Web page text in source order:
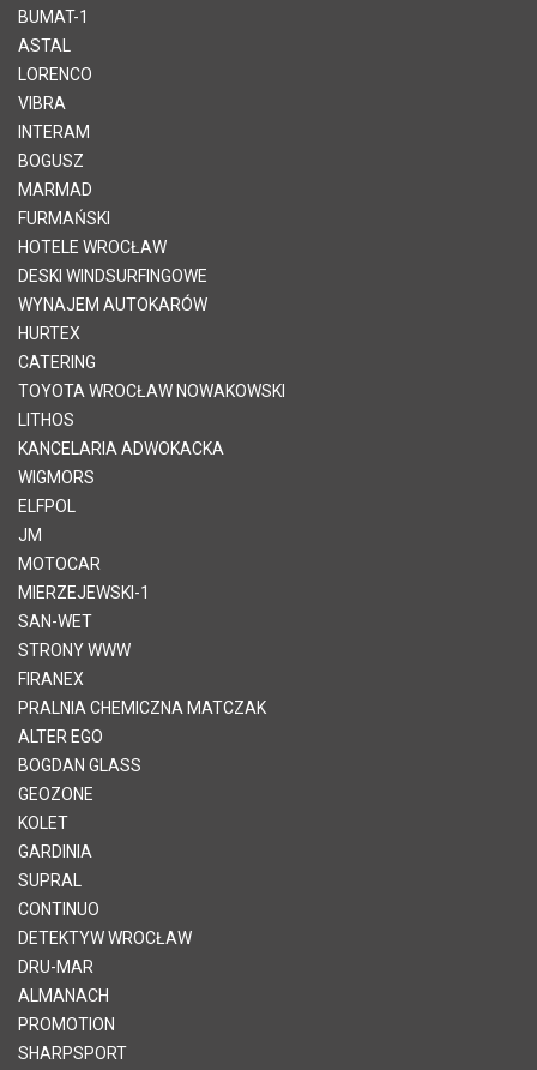
BUMAT-1
ASTAL
LORENCO
VIBRA
INTERAM
BOGUSZ
MARMAD
FURMAŃSKI
HOTELE WROCŁAW
DESKI WINDSURFINGOWE
WYNAJEM AUTOKARÓW
HURTEX
CATERING
TOYOTA WROCŁAW NOWAKOWSKI
LITHOS
KANCELARIA ADWOKACKA
WIGMORS
ELFPOL
JM
MOTOCAR
MIERZEJEWSKI-1
SAN-WET
STRONY WWW
FIRANEX
PRALNIA CHEMICZNA MATCZAK
ALTER EGO
BOGDAN GLASS
GEOZONE
KOLET
GARDINIA
SUPRAL
CONTINUO
DETEKTYW WROCŁAW
DRU-MAR
ALMANACH
PROMOTION
SHARPSPORT